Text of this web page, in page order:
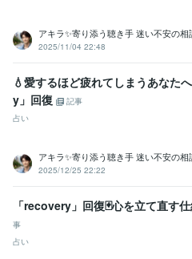
受賞歴
2025年3月✨ゴールドランクに昇格で
チナランクに昇格できました❤️
資格・検定
金融渉外技能審査（FP3級）
宅地建物取引士（旧 宅地建物取引主任
普通自動車第一種運転免許 取得年 :
中型自動車第二種運転免許
乙種危険物取扱者 取得年 : 1990年
ビジネス・クリエイティブツール
Google ドキュメント:3年
アキラ✨寄り添う聴き手 迷い不安の相
2025/11/04 22:48
💧愛するほど疲れてしまうあなた
y」回復
記事
占い
アキラ✨寄り添う聴き手 迷い不安の相
2025/12/25 22:22
「recovery」回復🃏心を立て直す
事
占い